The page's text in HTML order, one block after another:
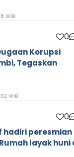
WIB
0
Korupsi
Tegaskan
WIB
0
hadiri peresmian
layak huni